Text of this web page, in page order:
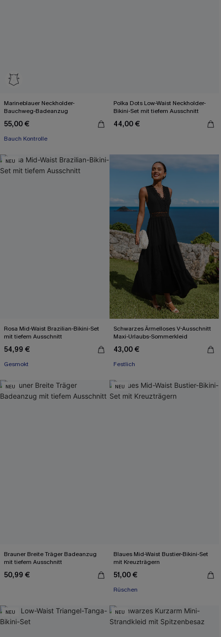
Marineblauer Neckholder-
Bauchweg-Badeanzug
55,00 €
Bauch Kontrolle
Polka Dots Low-Waist Neckholder-
Bikini-Set mit tiefem Ausschnitt
44,00 €
NEU
Rosa Mid-Waist Brazilian-Bikini-Set
mit tiefem Ausschnitt
54,99 €
Gesmokt
Schwarzes Ärmelloses V-Ausschnitt
Maxi-Urlaubs-Sommerkleid
43,00 €
Festlich
NEU
Brauner Breite Träger Badeanzug
mit tiefem Ausschnitt
50,99 €
NEU
Blaues Mid-Waist Bustier-Bikini-Set
mit Kreuzträgern
51,00 €
Rüschen
NEU NEU